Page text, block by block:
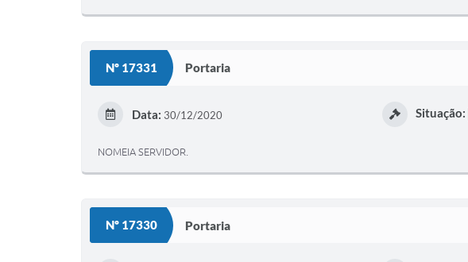
Nº 17331 Portaria
Data: 30/12/2020 Situação:
NOMEIA SERVIDOR.
Nº 17330 Portaria